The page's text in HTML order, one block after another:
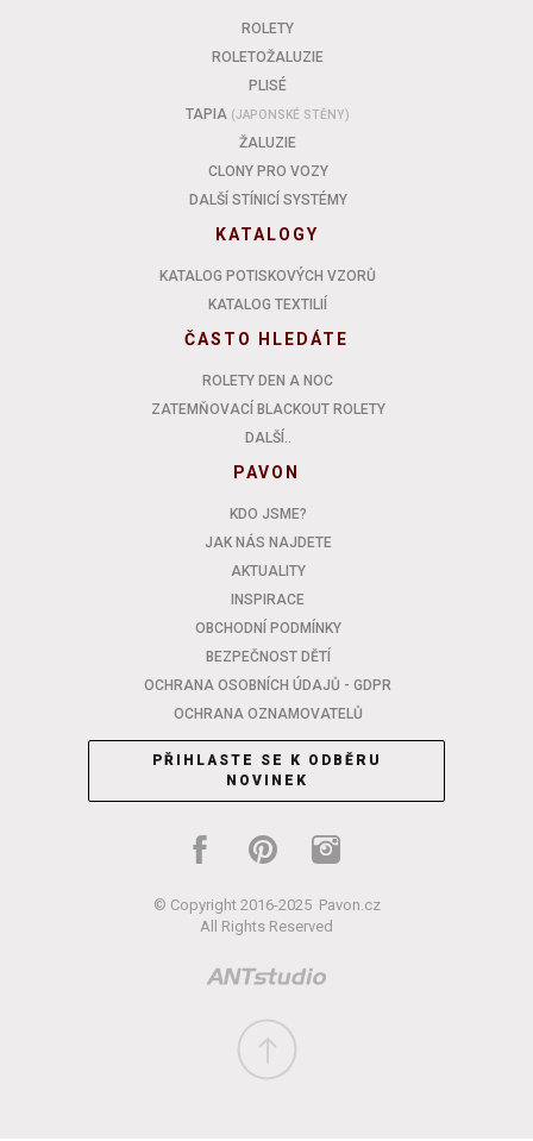
ROLETY
ROLETOŽALUZIE
PLISÉ
TAPIA (JAPONSKÉ STĚNY)
ŽALUZIE
CLONY PRO VOZY
DALŠÍ STÍNICÍ SYSTÉMY
KATALOGY
KATALOG POTISKOVÝCH VZORŮ
KATALOG TEXTILIÍ
ČASTO HLEDÁTE
ROLETY DEN A NOC
ZATEMŇOVACÍ BLACKOUT ROLETY
DALŠÍ..
PAVON
KDO JSME?
JAK NÁS NAJDETE
AKTUALITY
INSPIRACE
OBCHODNÍ PODMÍNKY
BEZPEČNOST DĚTÍ
OCHRANA OSOBNÍCH ÚDAJŮ - GDPR
OCHRANA OZNAMOVATELŮ
PŘIHLASTE SE K ODBĚRU
NOVINEK
© Copyright 2016-2025 Pavon.cz
All Rights Reserved